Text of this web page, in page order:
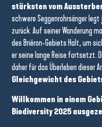
stärksten vom
schwere Seggenrohrsänger
zurück. Auf seiner Wanderung
des Briéron-Gebiets Halt, um
er seine lange Reise fortsetzt.
daher für das Überleben dieser Art
Gleichgewicht des
Willkommen in einem
Biodiversity 2025